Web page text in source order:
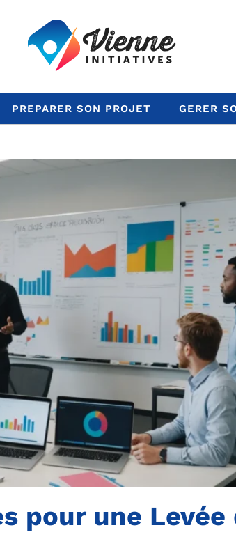
PREPARER SON PROJET GERER
pour une Levée